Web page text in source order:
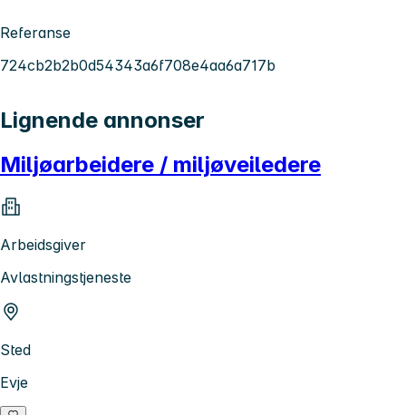
Referanse
724cb2b2b0d54343a6f708e4aa6a717b
Lignende annonser
Miljøarbeidere / miljøveiledere
Arbeidsgiver
Avlastningstjeneste
Sted
Evje